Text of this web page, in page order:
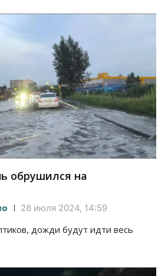
обрушился на
28 июля 2024, 14:59
дожди будут идти весь